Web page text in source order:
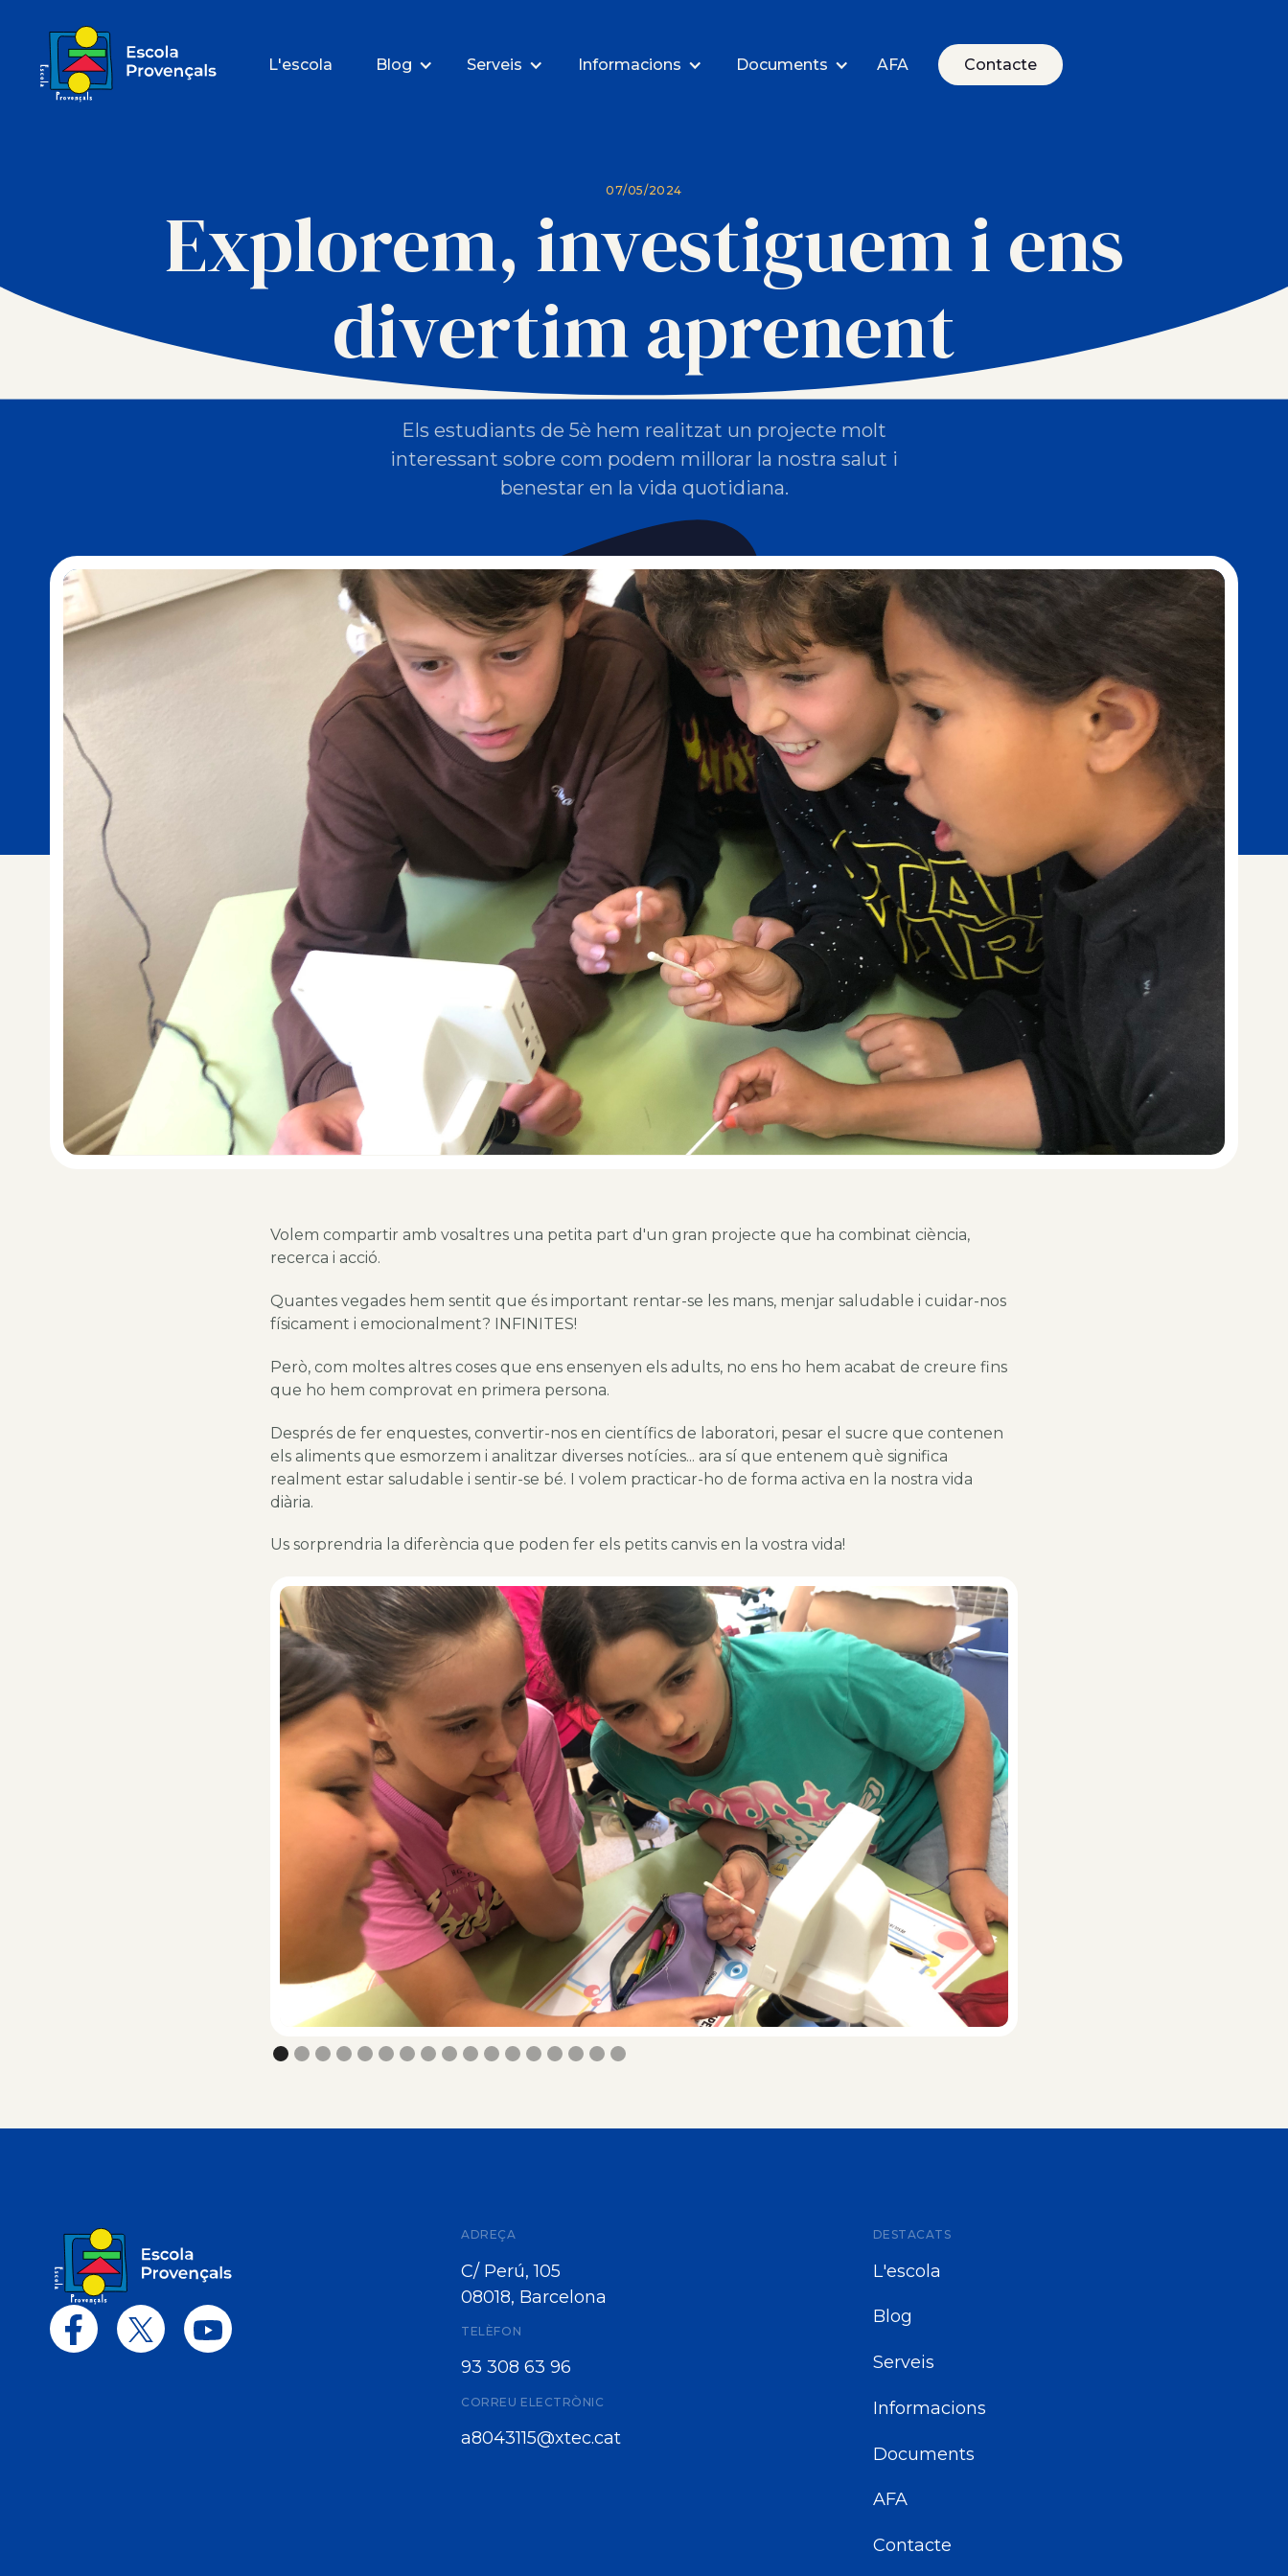
L'escola Blog Serveis Informacions Documents AFA Contacte
07/05/2024
Explorem, investiguem i ens
divertim aprenent
Els estudiants de 5è hem realitzat un projecte molt
interessant sobre com podem millorar la nostra salut i
benestar en la vida quotidiana.
Volem compartir amb vosaltres una petita part d'un gran projecte que ha combinat ciència,
recerca i acció.
Quantes vegades hem sentit que és important rentar-se les mans, menjar saludable i cuidar-nos
físicament i emocionalment? INFINITES!
Però, com moltes altres coses que ens ensenyen els adults, no ens ho hem acabat de creure fins
que ho hem comprovat en primera persona.
Després de fer enquestes, convertir-nos en científics de laboratori, pesar el sucre que contenen
els aliments que esmorzem i analitzar diverses notícies... ara sí que entenem què significa
realment estar saludable i sentir-se bé. I volem practicar-ho de forma activa en la nostra vida
diària.
Us sorprendria la diferència que poden fer els petits canvis en la vostra vida!
ADREÇA
C/ Perú, 105
08018, Barcelona
TELÈFON
93 308 63 96
CORREU ELECTRÒNIC
a8043115@xtec.cat
DESTACATS
L'escola
Blog
Serveis
Informacions
Documents
AFA
Contacte